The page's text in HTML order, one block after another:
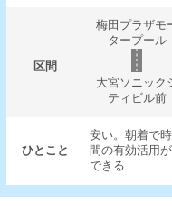
区間
梅田プラザモ
タープール
大宮ソニック
ティビル前
ひとこと
安い。朝着で時
間の有効活用が
できる